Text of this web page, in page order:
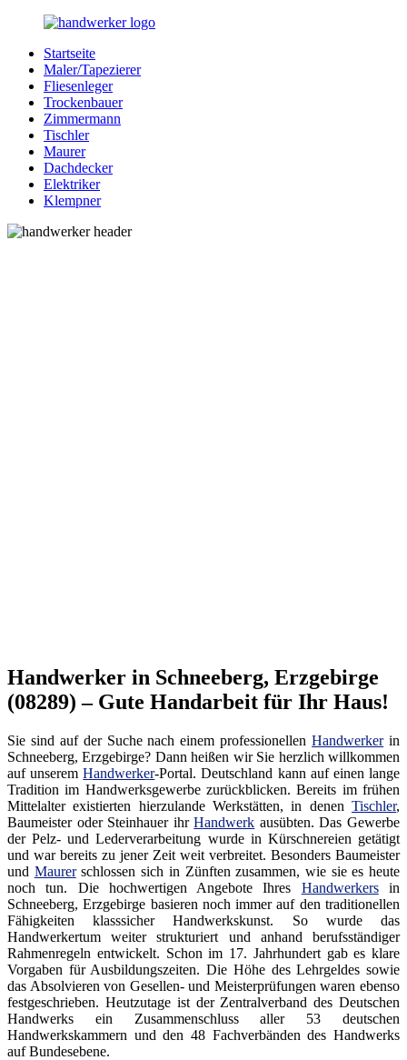
Zurück
Inhalt
Bessere-
Handwerker.de
Handwerker
Ihrer
Nähe
Startseite
Maler/Tapezierer
Fliesenleger
Trockenbauer
Zimmermann
Tischler
Maurer
Dachdecker
Elektriker
Klempner
Handwerker in Schneeberg, Erzgebirge
(08289) – Gute Handarbeit für Ihr Haus!
Sie sind auf der Suche nach einem professionellenHandwerkerin
Schneeberg, Erzgebirge? Dann heißen wir Sie herzlich willkommen
auf unseremHandwerker-Portal. Deutschland kann auf einen lange
Tradition im Handwerksgewerbe zurückblicken. Bereits im frühen
Mittelalter existierten hierzulande Werkstätten, in denen Tischler,
Baumeister oder Steinhauer ihrHandwerk ausübten. Das Gewerbe
der Pelz- und Lederverarbeitung wurde in Kürschnereien getätigt
und war bereits zu jener Zeit weit verbreitet. Besonders Baumeister
und Maurerschlossen sich in Zünften zusammen, wie sie es heute
noch tun. Die hochwertigen Angebote Ihres Handwerkersin
Schneeberg, Erzgebirge basieren noch immer auf den traditionellen
Fähigkeiten klasssicher Handwerkskunst. So wurde das
Handwerkertum weiter strukturiert und anhand berufsständiger
Rahmenregeln entwickelt. Schon im 17. Jahrhundert gab es klare
Vorgaben für Ausbildungszeiten. Die Höhe des Lehrgeldes sowie
das Absolvieren von Gesellen- und Meisterprüfungen waren ebenso
festgeschrieben. Heutzutage ist der Zentralverband des Deutschen
Handwerks ein Zusammenschluss aller 53 deutschen
Handwerkskammern und den 48 Fachverbänden des Handwerks
auf Bundesebene.